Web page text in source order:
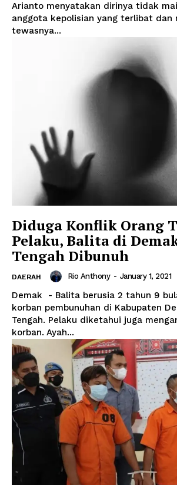
Arianto menyatakan dirinya tidak
anggota kepolisian yang terlibat dan
tewasnya...
Diduga Konflik Orang
Pelaku, Balita di
Tengah Dibunuh
DAERAH Rio Anthony - January 1, 2021
Demak - Balita berusia 2 tahun 9 bulan menjadi
korban pembunuhan di Kabupaten
Tengah. Pelaku diketahui juga
korban. Ayah...